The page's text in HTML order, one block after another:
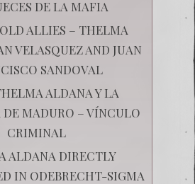
DE LA MAFIA
ALLIES – THELMA
VELASQUEZ AND JUAN
SANDOVAL
ALDANA Y LA
MADURO – VÍNCULO
CRIMINAL
ALDANA DIRECTLY
IN ODEBRECHT-SIGMA